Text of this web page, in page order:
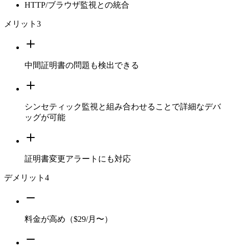
HTTP/ブラウザ監視との統合
メリット 3
中間証明書の問題も検出できる
シンセティック監視と組み合わせることで詳細なデバ
ッグが可能
証明書変更アラートにも対応
デメリット 4
料金が高め（$29/月〜）